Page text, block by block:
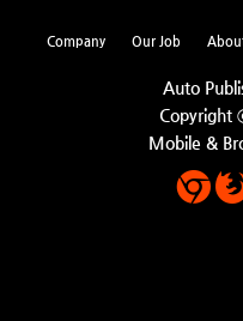
Company Our Job
Auto
Copyright
Mobile &